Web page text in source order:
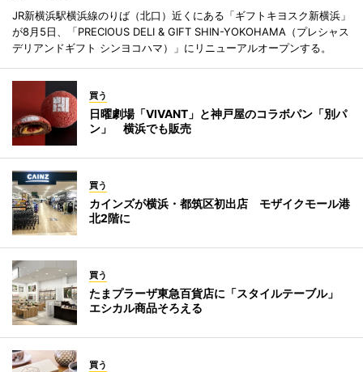
JR新横浜駅横浜線のりば（北口）近くにある「ギフトキヨスク新横浜」
が8月5日、「PRECIOUS DELI & GIFT SHIN-YOKOHAMA（プレシャス
デリアンドギフト シンヨコハマ）」にリニューアルオープンする。
買う
日曜劇場「VIVANT」と神戸屋のコラボパン「別パ
ン」 横浜でも販売
買う
カインズが横浜・都筑区初出店 モザイクモール港
北2階に
買う
たまプラーザ東急百貨店に「スタイルテーブル」
エシカル商品そろえる
買う